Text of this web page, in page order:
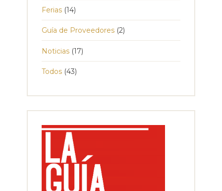
Ferias (14)
Guía de Proveedores (2)
Noticias (17)
Todos (43)